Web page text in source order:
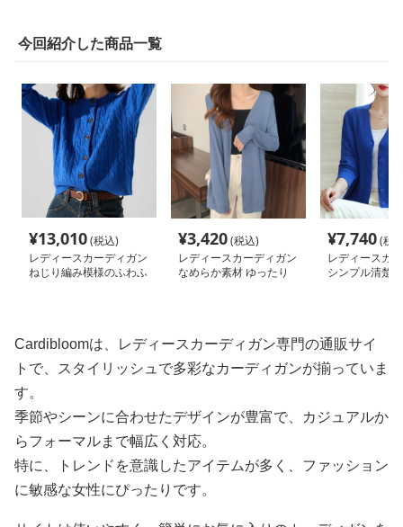
今回紹介した商品一覧
¥13,010(税込)
レディースカーディガン
ねじり編み模様のふわふ
¥3,420(税込)
レディースカーディガン
なめらか素材 ゆったり
¥7,740(税
レディースカ
シンプル清楚
Cardibloomは、レディースカーディガン専門の通販サイ
トで、スタイリッシュで多彩なカーディガンが揃っていま
す。
季節やシーンに合わせたデザインが豊富で、カジュアルか
らフォーマルまで幅広く対応。
特に、トレンドを意識したアイテムが多く、ファッション
に敏感な女性にぴったりです。